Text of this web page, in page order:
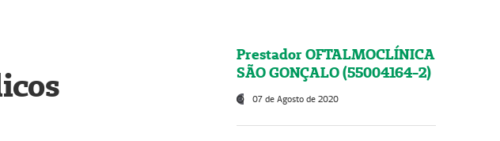
Prestador OFTALMOCLÍNICA
SÃO GONÇALO (55004164-2)
07 de Agosto de 2020